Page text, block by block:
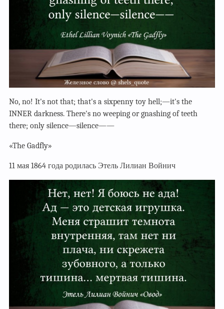
No, no! It's not that; that's a sixpenny toy hell;—it's the
INNER darkness. There's no weeping or gnashing of teeth
there; only silence—silence——
«The Gadfly»
11 мая 1864 года родилась Этель Лилиан Войнич